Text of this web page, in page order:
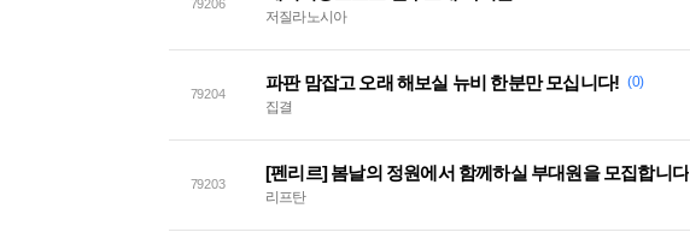
79206
저질라노시아
79204
파판 맘잡고 오래 해보실 뉴비 한분만 모십니다! (0)
집결
79203
[펜리르] 봄날의 정원에서 함께하실 부대원을 모집합니다
리프탄